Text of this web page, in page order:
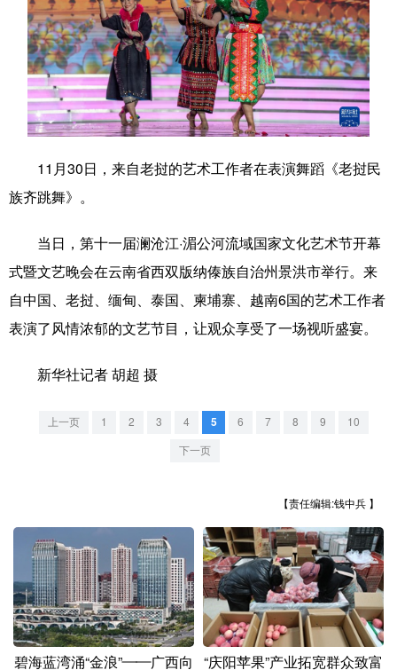
访谈 视频 图片 政务
法律 中央文件 金融 汽车
食品 人居 信息化 数字经济
学术中国 乡村振兴 银龄 溯源中国
彩票
文化产业
地方频道
北京 天津
四川 贵州 云南 西藏
陕西 甘肃 青海 宁夏
新疆 内蒙古 黑龙江
11月30日，来自老挝的艺术工作者在表演舞蹈《老挝民
族齐跳舞》。
当日，第十一届澜沧江·湄公河流域国家文化艺术节开幕
式暨文艺晚会在云南省西双版纳傣族自治州景洪市举行。来
自中国、老挝、缅甸、泰国、柬埔寨、越南6国的艺术工作者
表演了风情浓郁的文艺节目，让观众享受了一场视听盛宴。
新华社记者 胡超 摄
上一页 1 2 3 4 5 6 7 8 9 10
下一页
【责任编辑:钱中兵 】
碧海蓝湾涌“金浪”——广西向
“庆阳苹果”产业拓宽群众致富